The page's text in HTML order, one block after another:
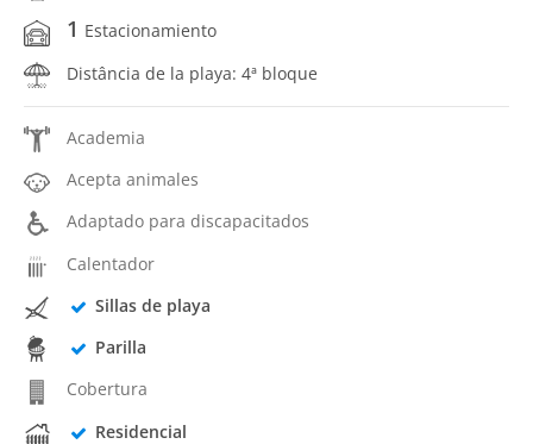
1 Estacionamiento
Distância de la playa: 4ª bloque
Academia
Acepta animales
Adaptado para discapacitados
Calentador
Sillas de playa
Parilla
Cobertura
Residencial